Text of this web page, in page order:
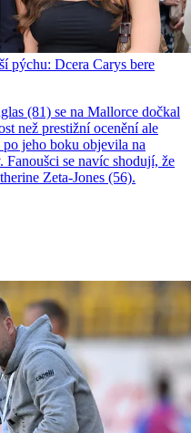
pýchu: Dcera Carys bere
(81) se na Mallorce dočkal
než prestižní ocenění ale
po jeho boku objevila na
se navíc shodují, že
Zeta-Jones (56).